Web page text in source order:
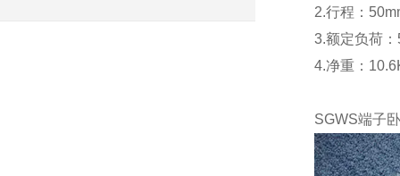
2.行程：
3.额定负荷
4.净重：
SGWS端子